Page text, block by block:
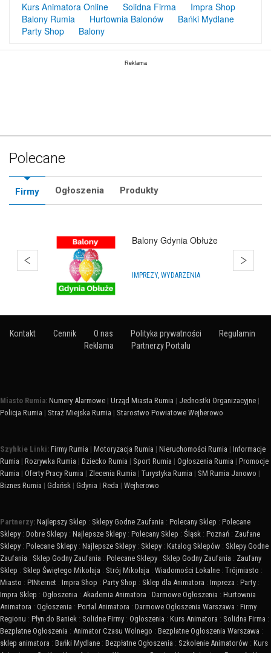
Kurs Animatora Online
Solidna Firma
Impra Shop
Balony Rumia
Hurtownia Balonów
Bańki Mydlane
Party Shop
Balony
Polecane
Firmy Ogłoszenia Produkty
Bańki Mydlane
HURTOWNIE
Kontakt Cennik O nas Polityka prywatności
Regulamin
Reklama
Partnerzy Portalu
Miasto Rumia: Numery Alarmowe | Urząd Miasta Rumia | Jednostki Organizacyjne |
Policja Rumia | Straż Miejska Rumia | Starostwo Powiatowe Wejherowo
Szybkie Linki: Firmy Rumia | Motoryzacja Rumia | Nieruchomości Rumia | Informacje
Rumia | Rozrywka Rumia | Dziecko Rumia | Sport Rumia | Ogłoszenia Rumia | Promocje
Rumia | Oferty Pracy Rumia | Zlecenia Rumia | Turystyka Rumia | SM Rumia Janowo |
Biznes Rumia | Gdańsk | Gdynia | Reda | Wejherowo
Partnerzy: Najlepszy Sklep : Sklepy Godne Zaufania : Polecany Sklep : Polecane
Sklepy : Dobre Sklepy : Najlepsze Sklepy : Polecany Sklep : Śląsk : Poznań : Zaufane
Sklepy : Polecane Sklepy : Najlepsze Sklepy : Sklepy : Katalog Sklepów : Sklepy Godne
Zaufania : Sklep Godny Zaufania : Polecane Sklepy : Sklep Godny Zaufania : Zaufany
Sklep : Sklep Świętego Mikołaja : Strój Mikołaja : Wiadomości Lokalne : Trójmiasto :
Miasto : PINternet : Impra Shop : Party Shop : Sklep dla Animatora : Impreza : Party :
Impra Sklep : Ogłoszenia : Akademia Animatora : Darmowe Ogłoszenia : Hurtownia
Animatora : Ogłoszenia : Portal Animatora : Darmowe Ogłoszenia Warszawa : Firmy
Regionu : Płyn do Baniek : Solidne Firmy : Ogłoszenia : Kurs Animatora : Solidna Firma :
Bezpłatne Ogłoszenia : Animator Czasu Wolnego : Bezpłatne Ogłoszenia Warszawa :
sklep animatora : Bańki Mydlane : Bezpłatne Ogłoszenia : Szkolenie Animatorów : Kurs